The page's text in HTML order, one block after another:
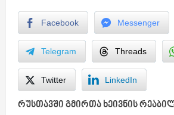
Facebook Messenger
Telegram Threads
Twitter LinkedIn
რუსთავში გმირთა ხეივნის